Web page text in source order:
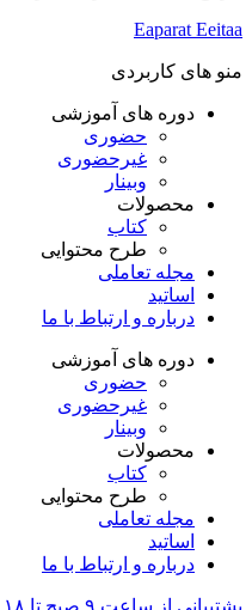
Eaparat Eeitaa
منو های کاربردی
دوره های آموزشی
حضوری
غیرحضوری
وبینار
محصولات
کتاب
طرح محتوایی
مجله تعاملی
اساتید
درباره و ارتباط با ما
دوره های آموزشی
حضوری
غیرحضوری
وبینار
محصولات
کتاب
طرح محتوایی
مجله تعاملی
اساتید
درباره و ارتباط با ما
پشتیبانی از ساعت ۹ صبح تا ۱۸ عصر